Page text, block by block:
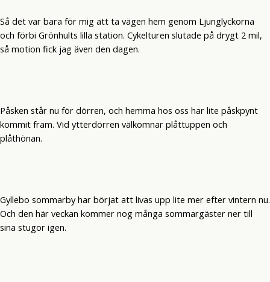
Så det var bara för mig att ta vägen hem genom Ljunglyckorna
och förbi Grönhults lilla station. Cykelturen slutade på drygt 2 mil,
så motion fick jag även den dagen.
Påsken står nu för dörren, och hemma hos oss har lite påskpynt
kommit fram. Vid ytterdörren välkomnar plåttuppen och
plåthönan.
Gyllebo sommarby har börjat att livas upp lite mer efter vintern nu.
Och den här veckan kommer nog många sommargäster ner till
sina stugor igen.